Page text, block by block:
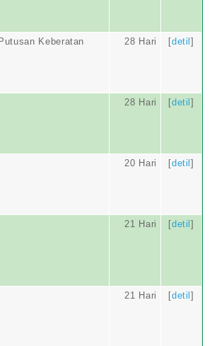
Keberatan 28 Hari [detil]
28 Hari [detil]
20 Hari [detil]
21 Hari [detil]
21 Hari [detil]